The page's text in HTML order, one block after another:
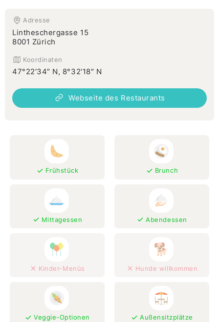
Adresse
Lintheschergasse 15
8001 Zürich
Koordinaten
47°22′34″ N, 8°32′18″ N
Webseite des Restaurants
Frühstück Brunch
Mittagessen Abendessen
Kinder-Menüs Hunde willkommen
Veggie-Optionen Außensitzplätze